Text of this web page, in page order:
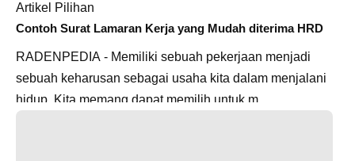
Artikel Pilihan
Contoh Surat Lamaran Kerja yang Mudah diterima HRD
RADENPEDIA - Memiliki sebuah pekerjaan menjadi
sebuah keharusan sebagai usaha kita dalam menjalani
hidup. Kita memang dapat memilih untuk m...